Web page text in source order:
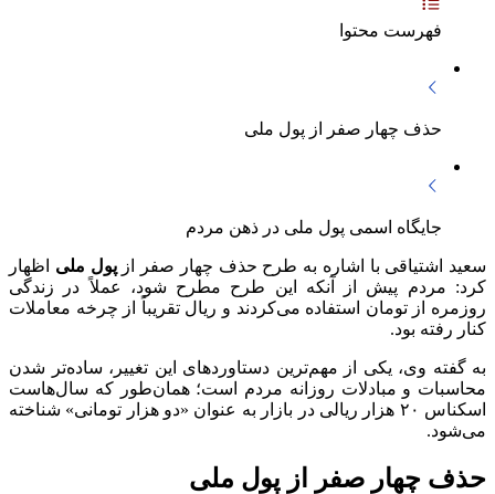
فهرست محتوا
حذف چهار صفر از پول ملی
جایگاه اسمی پول ملی در ذهن مردم
سعید اشتیاقی با اشاره به طرح حذف چهار صفر ازپول ملی اظهار
کرد: مردم پیش از آنکه این طرح مطرح شود، عملاً در زندگی
روزمره از تومان استفاده می‌کردند و ریال تقریباً از چرخه معاملات
کنار رفته بود.
به گفته وی، یکی از مهم‌ترین دستاوردهای این تغییر، ساده‌تر شدن
محاسبات و مبادلات روزانه مردم است؛ همان‌طور که سال‌هاست
اسکناس ۲۰ هزار ریالی در بازار به عنوان «دو هزار تومانی» شناخته
می‌شود.
حذف چهار صفر از پول ملی